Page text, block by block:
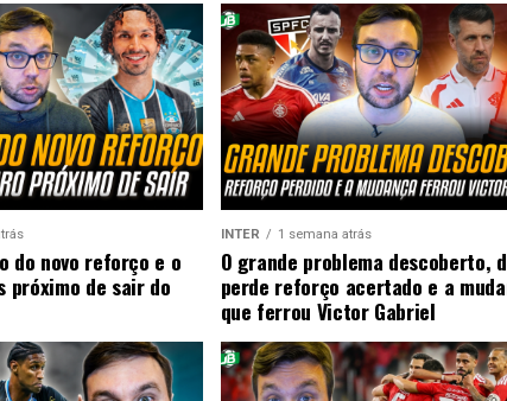
do novo reforço e o
próximo de sair do
INTER 1 semana atrás
O grande problema descoberto,
perde reforço acertado e a
que ferrou Victor Gabriel